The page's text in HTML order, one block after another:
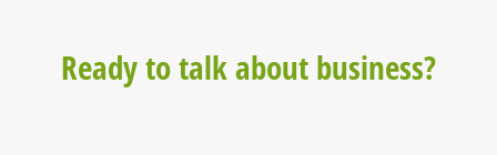
Ready to talk about business?